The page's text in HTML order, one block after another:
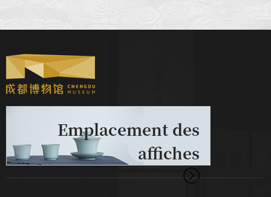
Emplacement des
affiches